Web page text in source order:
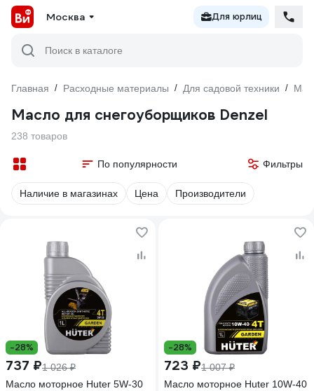
Москва Для юрлиц
Поиск в каталоге
Главная / Расходные материалы / Для садовой техники /
Масло для снегоуборщиков Denzel
238 товаров
По популярности Фильтры
Наличие в магазинах Цена Производители
-28%
737 ₽1 026 ₽
Масло моторное Huter 5W-30
-28%
723 ₽1 007 ₽
Масло моторное Huter 10W-40